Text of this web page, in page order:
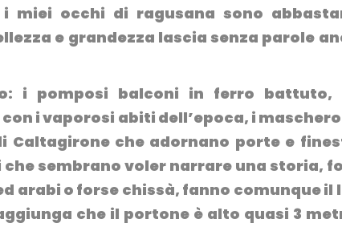
miei occhi di ragusana sono
e grandezza lascia senza parole
i pomposi balconi in ferro battuto,
i vaporosi abiti dell’epoca, i
Caltagirone che adornano porte e
sembrano voler narrare una storia,
arabi o forse chissà, fanno comunque il
che il portone è alto quasi 3